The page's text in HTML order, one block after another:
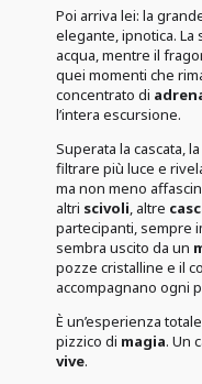
Poi arriva lei: la
elegante, ipnotica. La
acqua, mentre il
quei momenti che
concentrato di
l’intera escursione.
Superata la cascata,
filtrare più luce e
ma non meno
altri scivoli, altre
partecipanti, sempre
sembra uscito da un
pozze cristalline e il
accompagnano ogni
È un’esperienza
pizzico di magia. Un
vive.